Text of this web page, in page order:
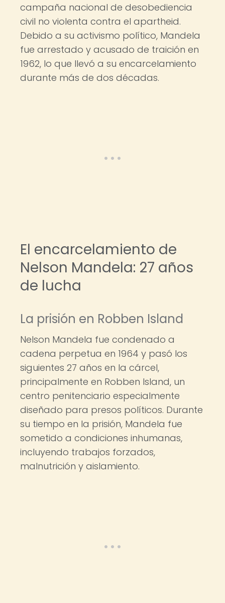
campaña nacional de desobediencia
civil no violenta contra el apartheid.
Debido a su activismo político, Mandela
fue arrestado y acusado de traición en
1962, lo que llevó a su encarcelamiento
durante más de dos décadas.
El encarcelamiento de
Nelson Mandela: 27 años
de lucha
La prisión en Robben Island
Nelson Mandela fue condenado a
cadena perpetua en 1964 y pasó los
siguientes 27 años en la cárcel,
principalmente en Robben Island, un
centro penitenciario especialmente
diseñado para presos políticos. Durante
su tiempo en la prisión, Mandela fue
sometido a condiciones inhumanas,
incluyendo trabajos forzados,
malnutrición y aislamiento.